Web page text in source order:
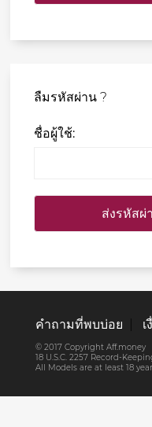
ลืมรหัสผ่าน ?
ชื่อผู้ใช้:
คำถามที่พบบ่อย
© 2017 Copyright Aff.money
18 U.S.C. 2257 Record-
All Models are at least 18